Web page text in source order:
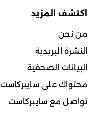
اكتشف المزيد
من نحن
النشرة البريدية
البيانات الصحفية
محتواك على سايبركاست
تواصل مع سايبركاست